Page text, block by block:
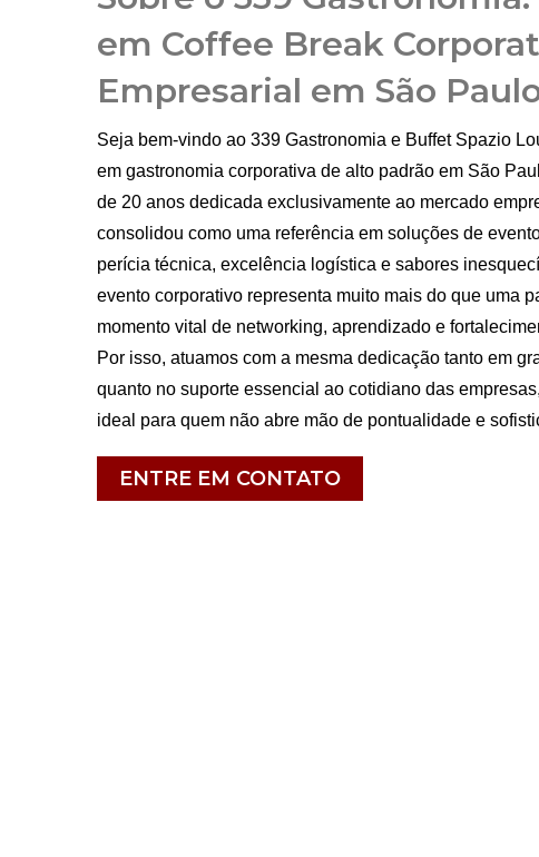
em Coffee Break
Empresarial em São
Seja bem-vindo ao 339 Gastronomia e Buffet Spazio
em gastronomia corporativa de alto padrão em São
de 20 anos dedicada exclusivamente ao mercado
consolidou como uma referência em soluções de
perícia técnica, excelência logística e sabores
evento corporativo representa muito mais do que uma
momento vital de networking, aprendizado e
Por isso, atuamos com a mesma dedicação tanto em
quanto no suporte essencial ao cotidiano das
ideal para quem não abre mão de pontualidade e
ENTRE EM CONTATO